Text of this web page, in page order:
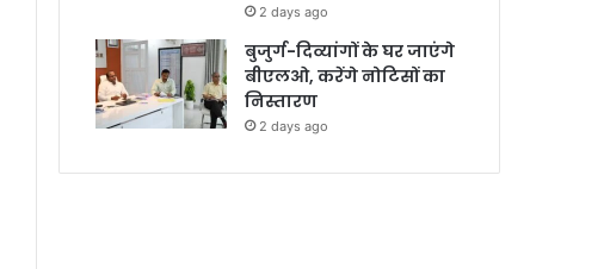
2 days ago
बुजुर्ग-दिव्यांगों के घर जाएंगे
बीएलओ, करेंगे नोटिसों का
निस्तारण
2 days ago